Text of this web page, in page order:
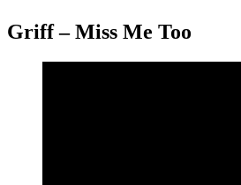
Griff – Miss Me Too